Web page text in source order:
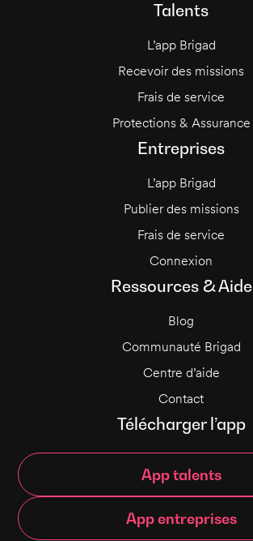
Talents
L’app Brigad
Recevoir des missions
Frais de service
Protections & Assurance
Entreprises
L’app Brigad
Publier des missions
Frais de service
Connexion
Ressources & Aide
Blog
Communauté Brigad
Centre d’aide
Contact
Télécharger l’app
App talents
App entreprises